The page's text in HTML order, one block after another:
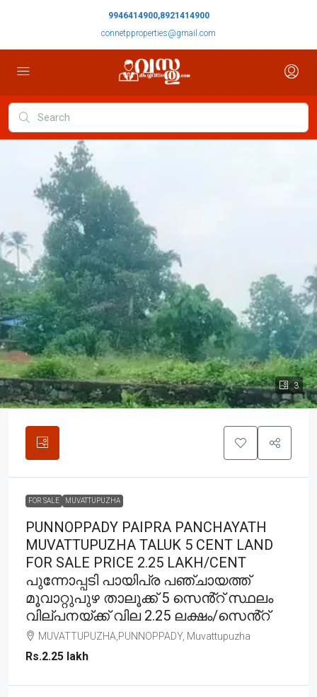
9946414900,8921414900
connetpproperties@gmail.com
3
FOR SALE MUVATTUPUZHA
PUNNOPPADY PAIPRA PANCHAYATH
MUVATTUPUZHA TALUK 5 CENT LAND
FOR SALE PRICE 2.25 LAKH/CENT
പുന്നോപ്പടി പായിപ്ര പഞ്ചായത്ത്
മൂവാറ്റുപുഴ താലൂക്ക് 5 സെൻ്റ് സ്ഥലം
വില്പനയ്ക്ക് വില 2.25 ലക്ഷം/സെൻ്റ്
MUVATTUPUZHA,PUNNOPPADY, Muvattupuzha
Rs.2.25 lakh